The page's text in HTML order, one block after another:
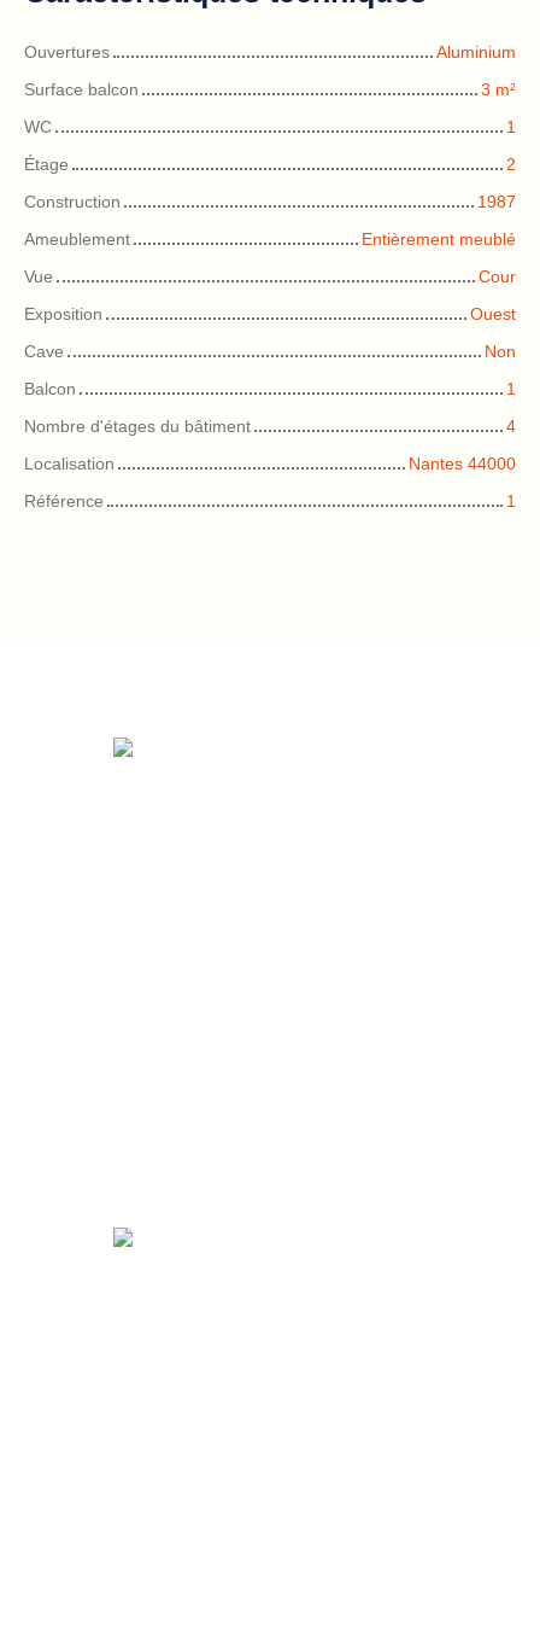
Ouvertures
Aluminium
Surface balcon
3 m²
WC
1
Étage
2
Construction
1987
Ameublement
Entièrement meublé
Vue
Cour
Exposition
Ouest
Cave
Non
Balcon
1
Nombre d'étages du bâtiment
4
Localisation
Nantes 44000
Référence
1